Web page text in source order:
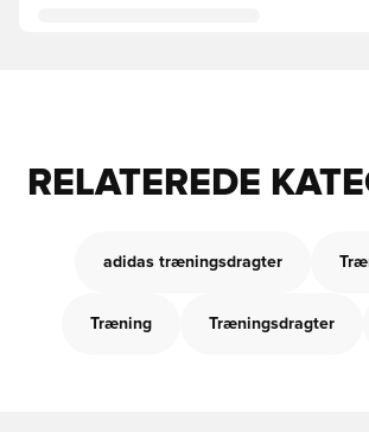
RELATEREDE
adidas træningsdragter
Træning Træningsdragter